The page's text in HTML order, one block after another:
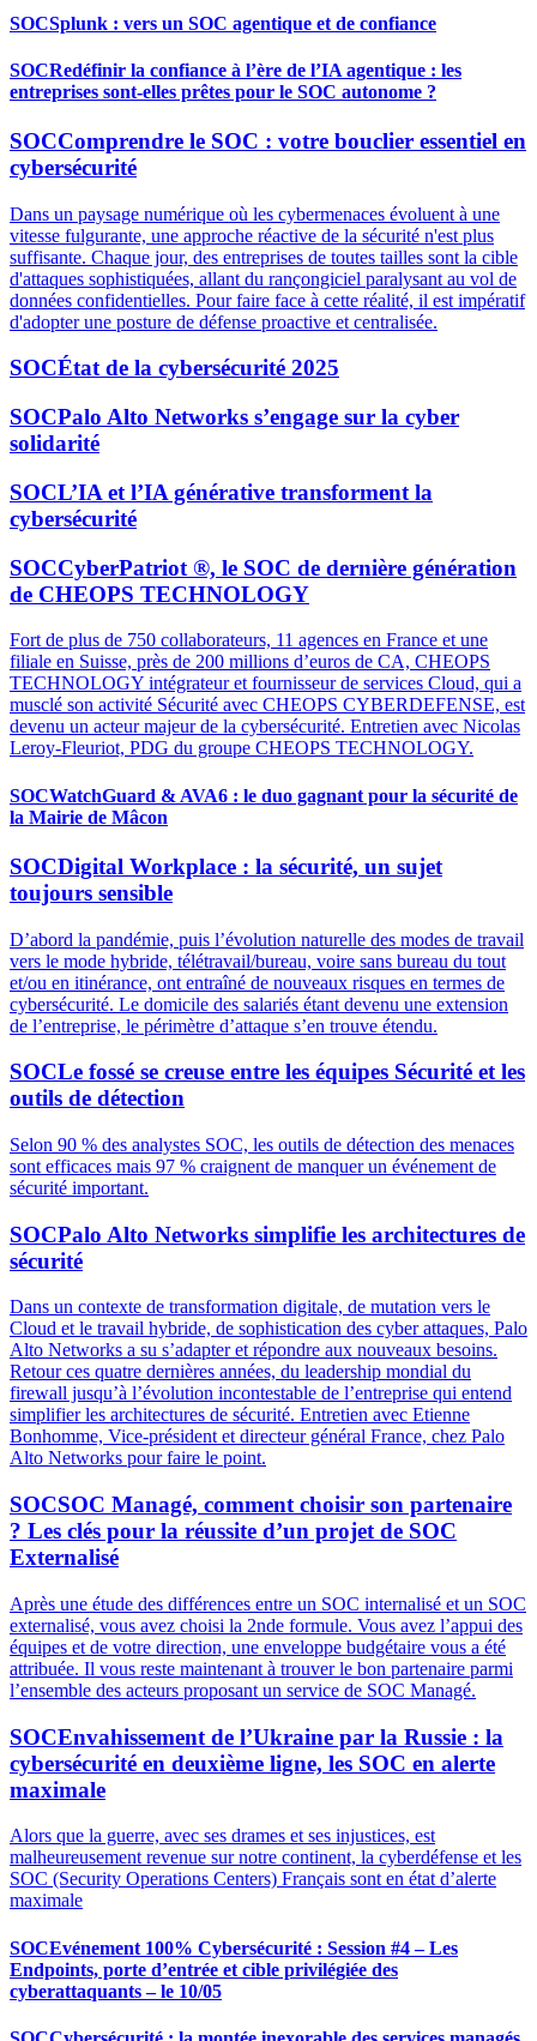
SOCSplunk : vers un SOC agentique et de confiance
SOCRedéfinir la confiance à l’ère de l’IA agentique : les
entreprises sont-elles prêtes pour le SOC autonome ?
SOCComprendre le SOC : votre bouclier essentiel en
cybersécurité
Dans un paysage numérique où les cybermenaces évoluent à une
vitesse fulgurante, une approche réactive de la sécurité n'est plus
suffisante. Chaque jour, des entreprises de toutes tailles sont la cible
d'attaques sophistiquées, allant du rançongiciel paralysant au vol de
données confidentielles. Pour faire face à cette réalité, il est impératif
d'adopter une posture de défense proactive et centralisée.
SOCÉtat de la cybersécurité 2025
SOCPalo Alto Networks s’engage sur la cyber
solidarité
SOCL’IA et l’IA générative transforment la
cybersécurité
SOCCyberPatriot ®, le SOC de dernière génération
de CHEOPS TECHNOLOGY
Fort de plus de 750 collaborateurs, 11 agences en France et une
filiale en Suisse, près de 200 millions d’euros de CA, CHEOPS
TECHNOLOGY intégrateur et fournisseur de services Cloud, qui a
musclé son activité Sécurité avec CHEOPS CYBERDEFENSE, est
devenu un acteur majeur de la cybersécurité. Entretien avec Nicolas
Leroy-Fleuriot, PDG du groupe CHEOPS TECHNOLOGY.
SOCWatchGuard & AVA6 : le duo gagnant pour la sécurité de
la Mairie de Mâcon
SOCDigital Workplace : la sécurité, un sujet
toujours sensible
D’abord la pandémie, puis l’évolution naturelle des modes de travail
vers le mode hybride, télétravail/bureau, voire sans bureau du tout
et/ou en itinérance, ont entraîné de nouveaux risques en termes de
cybersécurité. Le domicile des salariés étant devenu une extension
de l’entreprise, le périmètre d’attaque s’en trouve étendu.
SOCLe fossé se creuse entre les équipes Sécurité et les
outils de détection
Selon 90 % des analystes SOC, les outils de détection des menaces
sont efficaces mais 97 % craignent de manquer un événement de
sécurité important.
SOCPalo Alto Networks simplifie les architectures de
sécurité
Dans un contexte de transformation digitale, de mutation vers le
Cloud et le travail hybride, de sophistication des cyber attaques, Palo
Alto Networks a su s’adapter et répondre aux nouveaux besoins.
Retour ces quatre dernières années, du leadership mondial du
firewall jusqu’à l’évolution incontestable de l’entreprise qui entend
simplifier les architectures de sécurité. Entretien avec Etienne
Bonhomme, Vice-président et directeur général France, chez Palo
Alto Networks pour faire le point.
SOCSOC Managé, comment choisir son partenaire
? Les clés pour la réussite d’un projet de SOC
Externalisé
Après une étude des différences entre un SOC internalisé et un SOC
externalisé, vous avez choisi la 2nde formule. Vous avez l’appui des
équipes et de votre direction, une enveloppe budgétaire vous a été
attribuée. Il vous reste maintenant à trouver le bon partenaire parmi
l’ensemble des acteurs proposant un service de SOC Managé.
SOCEnvahissement de l’Ukraine par la Russie : la
cybersécurité en deuxième ligne, les SOC en alerte
maximale
Alors que la guerre, avec ses drames et ses injustices, est
malheureusement revenue sur notre continent, la cyberdéfense et les
SOC (Security Operations Centers) Français sont en état d’alerte
maximale
SOCEvénement 100% Cybersécurité : Session #4 – Les
Endpoints, porte d’entrée et cible privilégiée des
cyberattaquants – le 10/05